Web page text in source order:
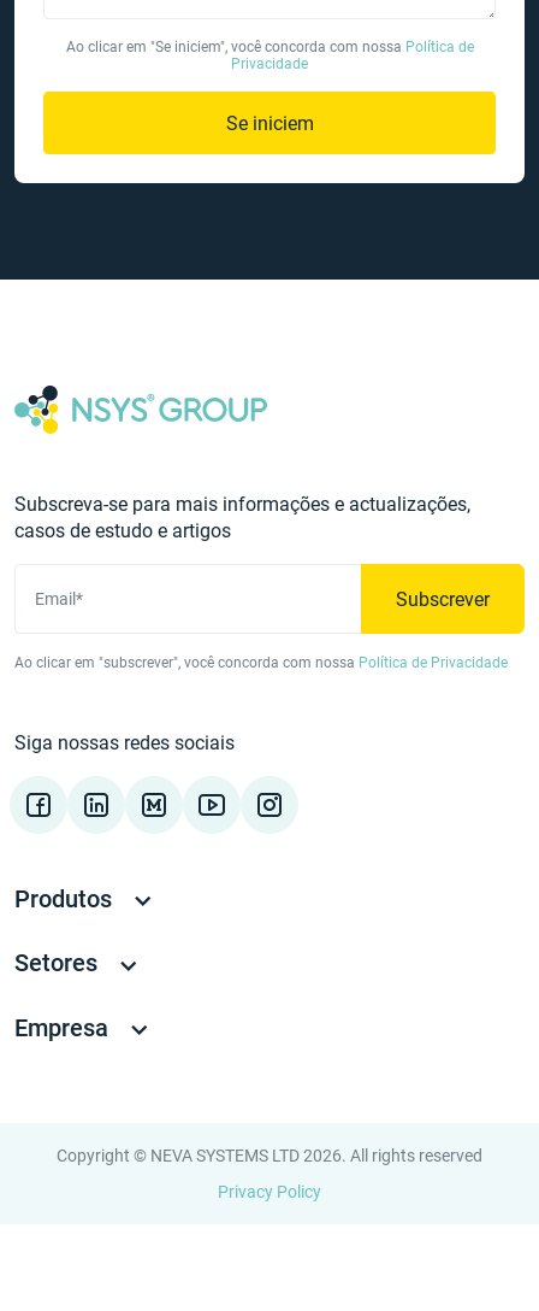
Ao clicar em "Se iniciem", você concorda com nossa Política de
Privacidade
Se iniciem
Subscreva-se para mais informações e actualizações,
casos de estudo e artigos
Email* Subscrever
Ao clicar em "subscrever", você concorda com nossa Política de Privacidade
Siga nossas redes sociais
Produtos
Setores
Empresa
Copyright © NEVA SYSTEMS LTD 2026. All rights reserved
Privacy Policy